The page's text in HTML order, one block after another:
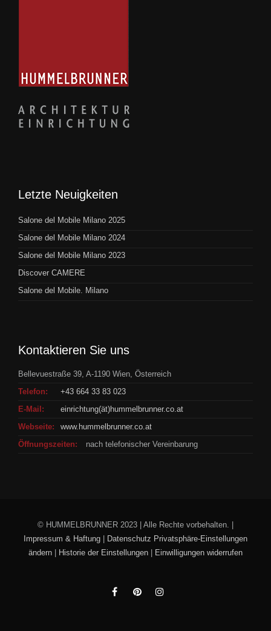
Letzte Neuigkeiten
Salone del Mobile Milano 2025
Salone del Mobile Milano 2024
Salone del Mobile Milano 2023
Discover CAMERE
Salone del Mobile. Milano
Kontaktieren Sie uns
Bellevuestraße 39, A-1190 Wien, Österreich
Telefon:
+43 664 33 83 023
E-Mail:
einrichtung(ät)hummelbrunner.co.at
Webseite:
www.hummelbrunner.co.at
Öffnungszeiten:
nach telefonischer Vereinbarung
© HUMMELBRUNNER 2023 | Alle Rechte vorbehalten. |
Impressum & Haftung | Datenschutz Privatsphäre-Einstellungen
ändern | Historie der Einstellungen | Einwilligungen widerrufen